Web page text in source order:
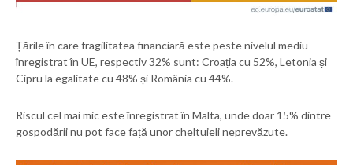
Țările în care fragilitatea financiară este peste nivelul mediu
înregistrat în UE, respectiv 32% sunt: Croația cu 52%, Letonia și
Cipru la egalitate cu 48% și România cu 44%.
Riscul cel mai mic este înregistrat în Malta, unde doar 15% dintre
gospodării nu pot face față unor cheltuieli neprevăzute.